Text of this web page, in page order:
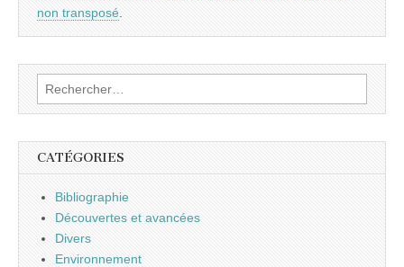
non transposé
Rechercher :
CATÉGORIES
Bibliographie
Découvertes et avancées
Divers
Environnement